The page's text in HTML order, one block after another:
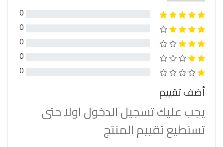
0
0
0
0
0
أضف تقييم
يجب عليك تسجيل الدخول اولا حتى
تستطيع تقييم المنتج